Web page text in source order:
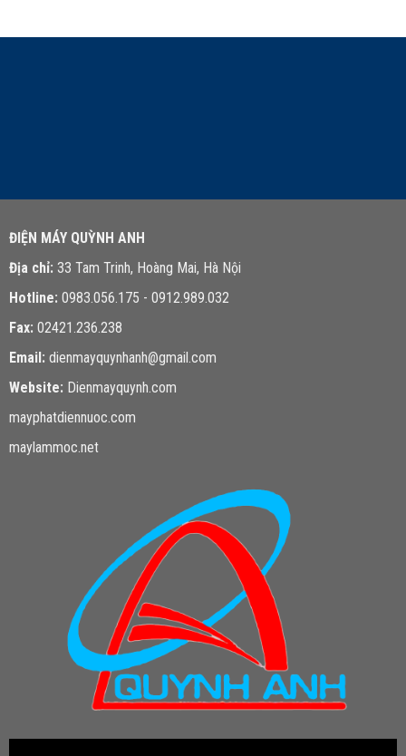
ĐIỆN MÁY QUỲNH ANH
Địa chỉ: 33 Tam Trinh, Hoàng Mai, Hà Nội
Hotline: 0983.056.175 - 0912.989.032
Fax: 02421.236.238
Email: dienmayquynhanh@gmail.com
Website: Dienmayquynh.com
mayphatdiennuoc.com
maylammoc.net